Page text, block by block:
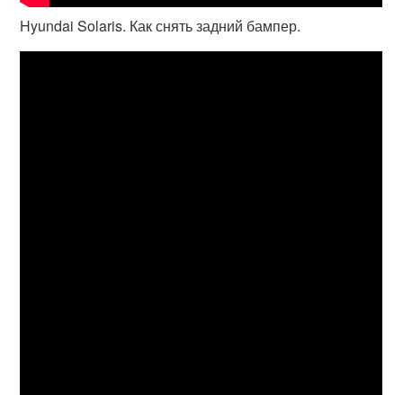
Hyundai Solaris. Как снять задний бампер.